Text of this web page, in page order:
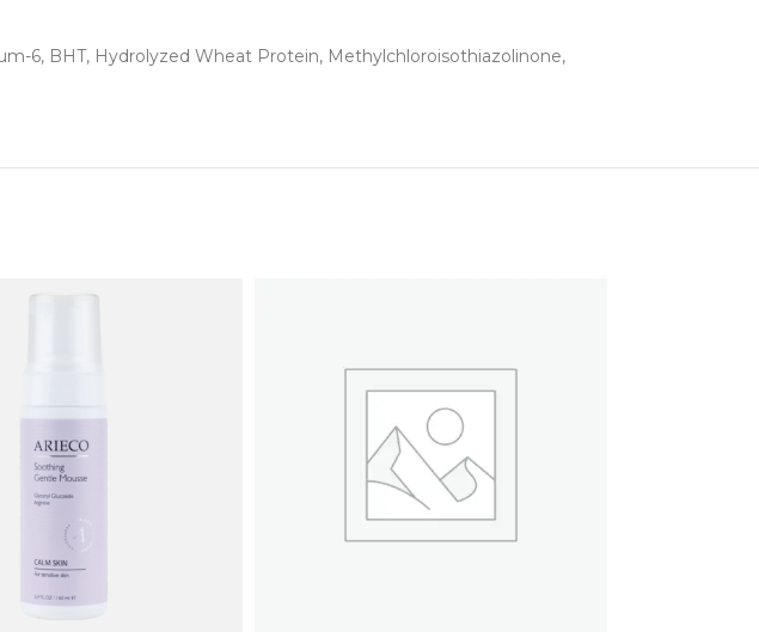
6, BHT, Hydrolyzed Wheat Protein, Methylchloroisothiazolinone,